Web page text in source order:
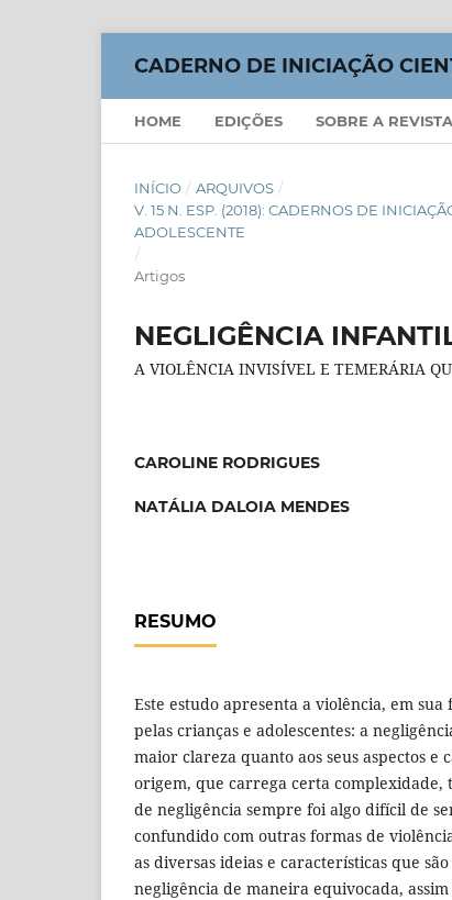
CADERNO DE INICIAÇÃO
HOME EDIÇÕES SOBRE A REVISTA
INÍCIO / ARQUIVOS /
V. 15 N. ESP. (2018): CADERNOS DE
ADOLESCENTE
/
Artigos
NEGLIGÊNCIA
A VIOLÊNCIA INVISÍVEL E TEMERÁRIA
CAROLINE RODRIGUES
NATÁLIA DALOIA MENDES
RESUMO
Este estudo apresenta a violência, em
pelas crianças e adolescentes: a
maior clareza quanto aos seus aspectos e
origem, que carrega certa complexidade,
de negligência sempre foi algo difícil de
confundido com outras formas de
as diversas ideias e características que
negligência de maneira equivocada,